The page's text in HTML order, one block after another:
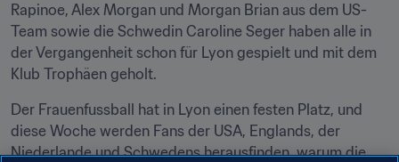
Rapinoe, Alex Morgan und Morgan Brian aus dem US-
Team sowie die Schwedin Caroline Seger haben alle in
der Vergangenheit schon für Lyon gespielt und mit dem
Klub Trophäen geholt.
Der Frauenfussball hat in Lyon einen festen Platz, und
diese Woche werden Fans der USA, Englands, der
Niederlande und Schwedens herausfinden, warum die